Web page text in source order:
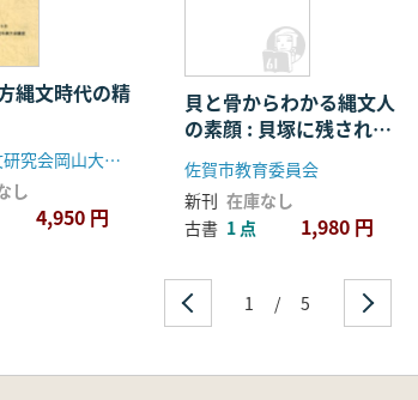
縄文時代の精
中四国縄文研究会岡山大会事務局
し
4,950 円
貝と骨からわかる縄文人
の素顔 : 貝塚に残された
もの 記録集
佐賀市教育委員会
新刊 在庫なし
古書 1 点 1,980 円
1 / 5